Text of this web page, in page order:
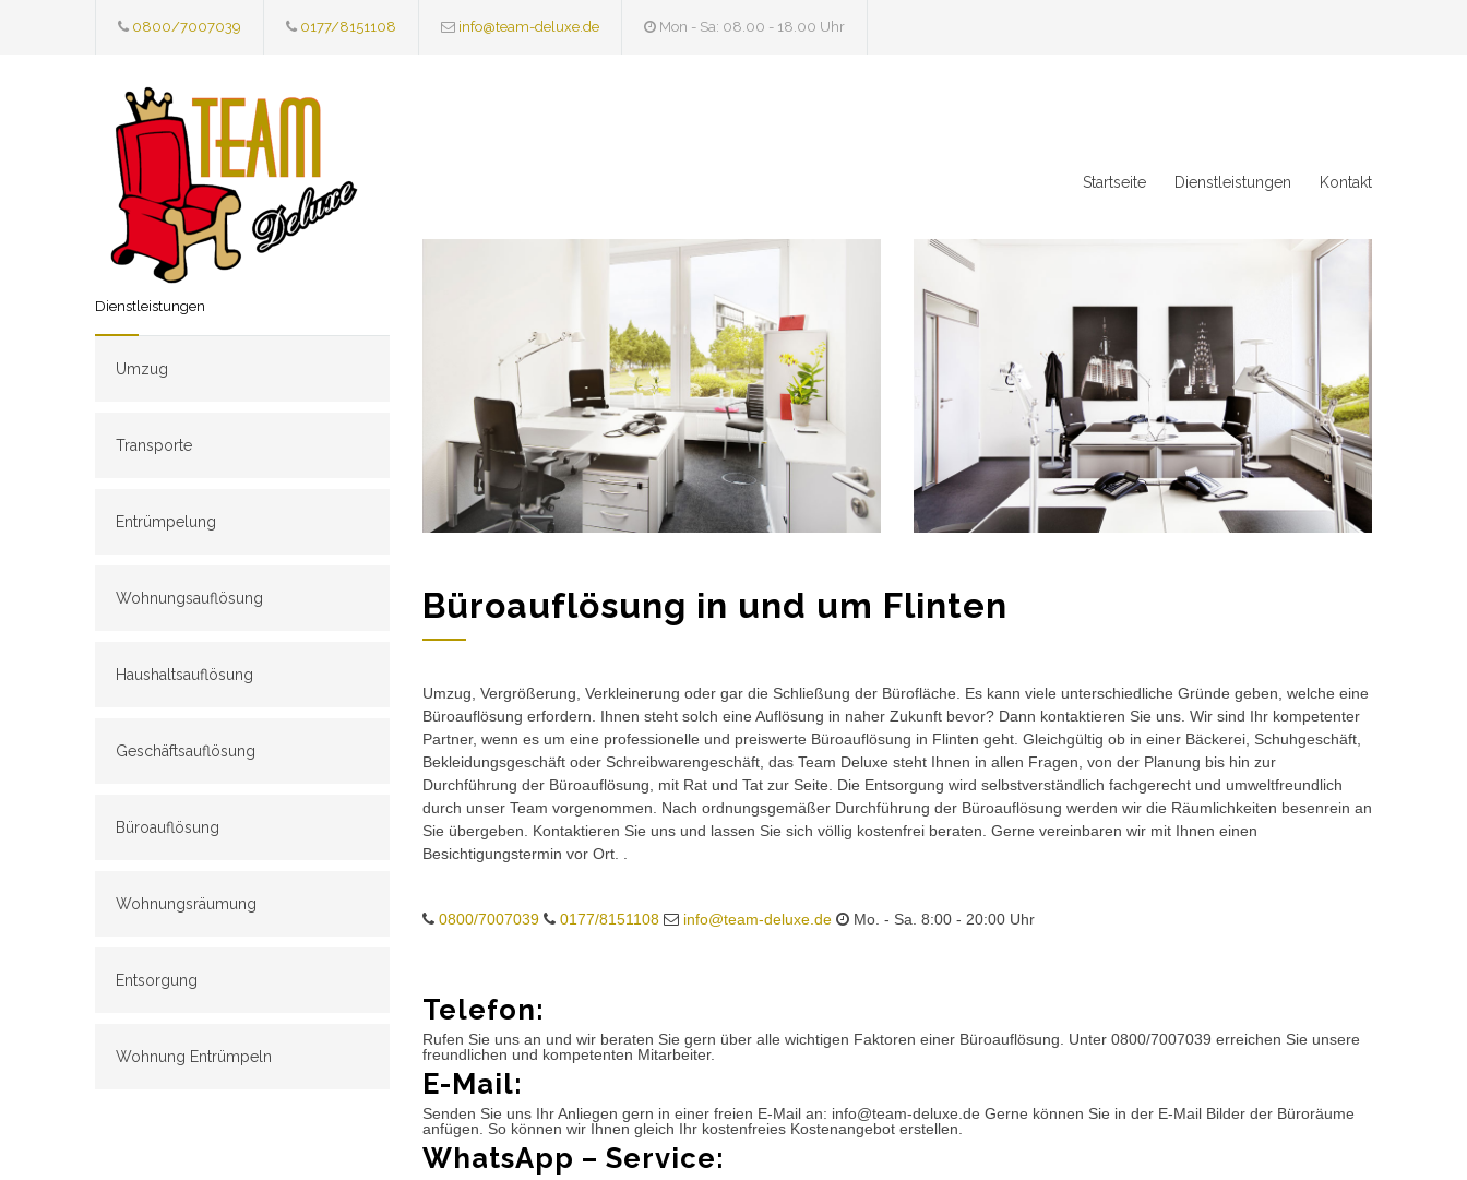
0800/7007039 0177/8151108 info@team-deluxe.de Mon - Sa: 08.00 - 18.00 Uhr
Startseite Dienstleistungen Kontakt
Dienstleistungen
Umzug
Transporte
Entrümpelung
Wohnungsauflösung
Haushaltsauflösung
Geschäftsauflösung
Büroauflösung
Wohnungsräumung
Entsorgung
Wohnung Entrümpeln
Büroauflösung in und um Flinten
Umzug, Vergrößerung, Verkleinerung oder gar die Schließung der Bürofläche. Es kann viele unterschiedliche Gründe geben, welche eine
Büroauflösung erfordern. Ihnen steht solch eine Auflösung in naher Zukunft bevor? Dann kontaktieren Sie uns. Wir sind Ihr kompetenter
Partner, wenn es um eine professionelle und preiswerte Büroauflösung in Flinten geht. Gleichgültig ob in einer Bäckerei, Schuhgeschäft,
Bekleidungsgeschäft oder Schreibwarengeschäft, das Team Deluxe steht Ihnen in allen Fragen, von der Planung bis hin zur
Durchführung der Büroauflösung, mit Rat und Tat zur Seite. Die Entsorgung wird selbstverständlich fachgerecht und umweltfreundlich
durch unser Team vorgenommen. Nach ordnungsgemäßer Durchführung der Büroauflösung werden wir die Räumlichkeiten besenrein an
Sie übergeben. Kontaktieren Sie uns und lassen Sie sich völlig kostenfrei beraten. Gerne vereinbaren wir mit Ihnen einen
Besichtigungstermin vor Ort. .
0800/7007039 0177/8151108 info@team-deluxe.de Mo. - Sa. 8:00 - 20:00 Uhr
Telefon:
Rufen Sie uns an und wir beraten Sie gern über alle wichtigen Faktoren einer Büroauflösung. Unter 0800/7007039 erreichen Sie unsere
freundlichen und kompetenten Mitarbeiter.
E-Mail:
Senden Sie uns Ihr Anliegen gern in einer freien E-Mail an: info@team-deluxe.de Gerne können Sie in der E-Mail Bilder der Büroräume
anfügen. So können wir Ihnen gleich Ihr kostenfreies Kostenangebot erstellen.
WhatsApp – Service: